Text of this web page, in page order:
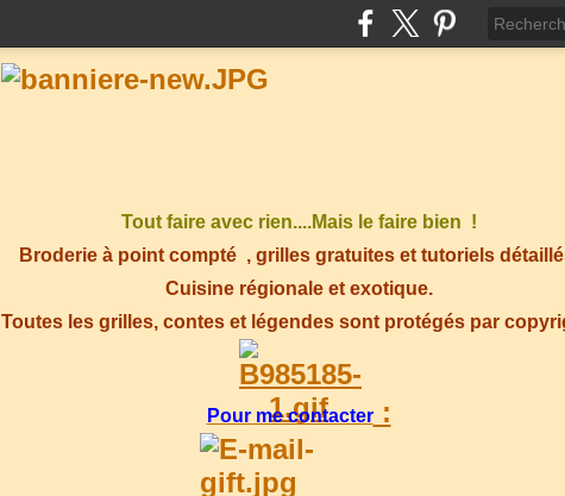
Tout faire avec rien....Mais le faire bien !
Broderie à point compté , grilles gratuites et tutoriels
Cuisine régionale et exotique.
Toutes les grilles, contes et légendes sont protégés par
Pour me contacter: